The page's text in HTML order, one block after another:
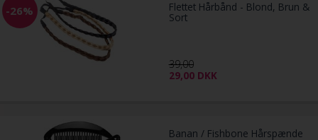
-26% Flettet Hårbånd - Blond, Brun &
Sort
39,00
29,00 DKK
Banan / Fishbone Hårspænde